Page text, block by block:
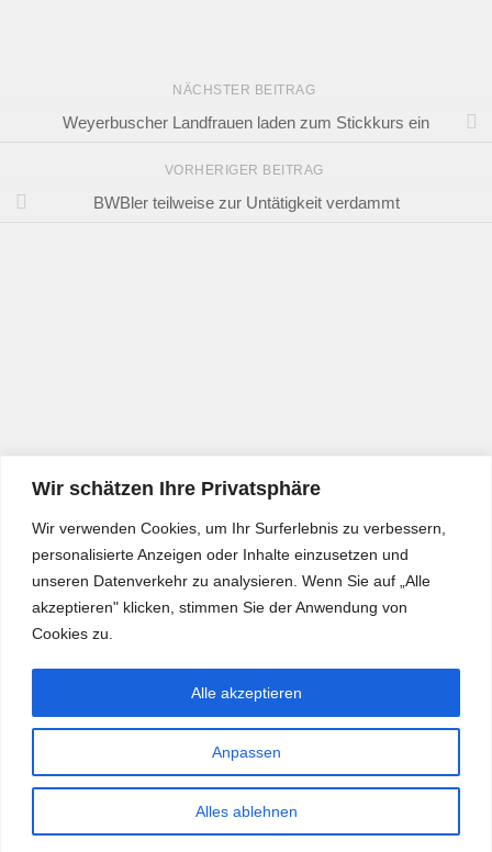
Wir schätzen Ihre Privatsphäre
Wir verwenden Cookies, um Ihr Surferlebnis zu verbessern,
personalisierte Anzeigen oder Inhalte einzusetzen und
unseren Datenverkehr zu analysieren. Wenn Sie auf „Alle
akzeptieren" klicken, stimmen Sie der Anwendung von
Cookies zu.
Anpassen
Alles ablehnen
Alle akzeptieren
NÄCHSTER BEITRAG
Weyerbuscher Landfrauen laden zum Stickkurs ein
VORHERIGER BEITRAG
BWBler teilweise zur Untätigkeit verdammt
Bürgerkurier © 2026. Alle Rechte vorbehalten.